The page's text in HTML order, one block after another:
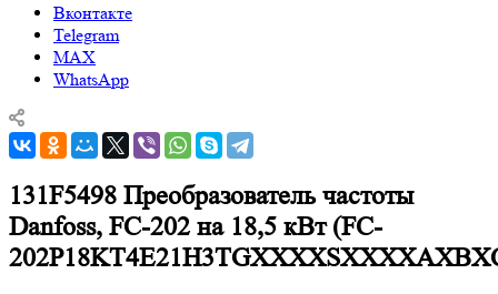
Вконтакте
Telegram
MAX
WhatsApp
131F5498 Преобразователь частоты
Danfoss, FC-202 на 18,5 кВт (FC-